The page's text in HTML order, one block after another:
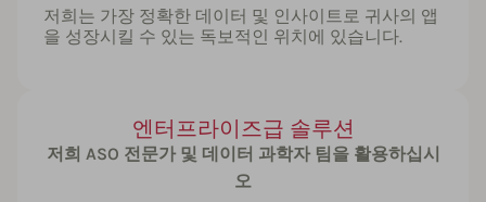
저희는 가장 정확한 데이터 및 인사이트로 귀사의 앱
을 성장시킬 수 있는 독보적인 위치에 있습니다.
엔터프라이즈급 솔루션
저희 ASO 전문가 및 데이터 과학자 팀을 활용하십시
오